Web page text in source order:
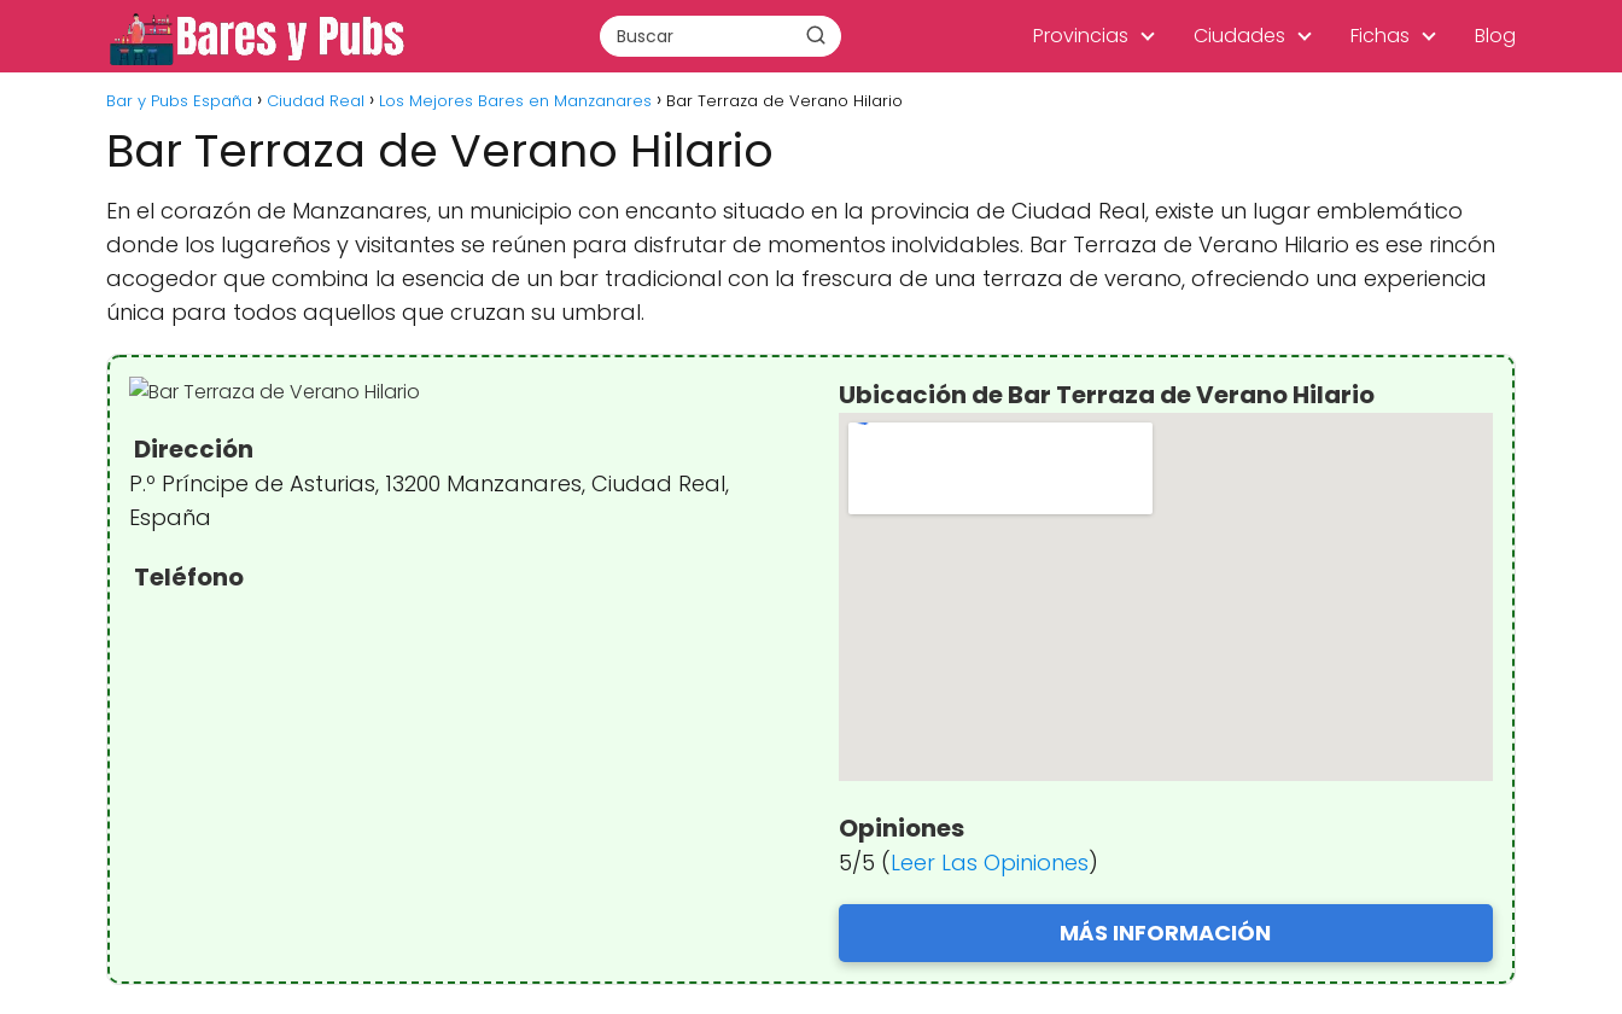
Provincias Ciudades Fichas Blog
Bar y Pubs España Ciudad Real Los Mejores Bares en Manzanares Bar Terraza de Verano Hilario
Bar Terraza de Verano Hilario
En el corazón de Manzanares, un municipio con encanto situado en la provincia de Ciudad Real, existe un lugar emblemático
donde los lugareños y visitantes se reúnen para disfrutar de momentos inolvidables. Bar Terraza de Verano Hilario es ese rincón
acogedor que combina la esencia de un bar tradicional con la frescura de una terraza de verano, ofreciendo una experiencia
única para todos aquellos que cruzan su umbral.
Dirección
P.º Príncipe de Asturias, 13200 Manzanares, Ciudad Real,
España
Teléfono
Ubicación de Bar Terraza de Verano Hilario
Opiniones
5/5 (Leer Las Opiniones)
MÁS INFORMACIÓN